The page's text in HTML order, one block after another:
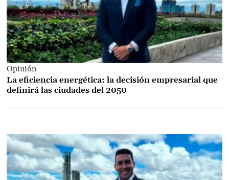
Opinión
La eficiencia energética: la decisión empresarial que
definirá las ciudades del 2050